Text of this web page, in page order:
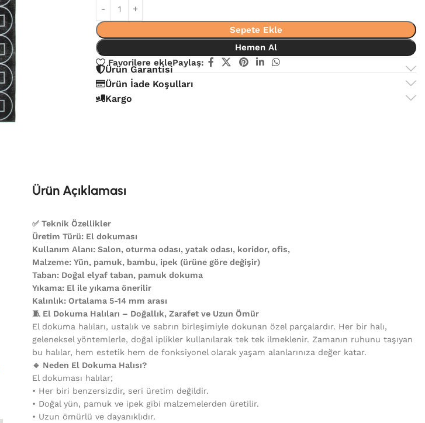
Sepete Ekle
Hemen Al
Favorilere eklePaylaş:
Ürün Garantisi
Ürün İade Koşulları
Kargo
Ürün Açıklaması
✅ Teknik Özellikler
Üretim Türü: El dokuması
Kullanım Alanı: Salon, oturma odası, yatak odası, koridor, ofis,
Malzeme: Yün, pamuk, bambu, ipek (ürüne göre değişir)
Taban: Doğal elyaf taban, pamuk dokuma
Yıkama: El ile yıkama önerilir
Kalınlık: Ortalama 5-14 mm arası
🧵 El Dokuma Halıları – Doğallık, Zarafet ve Uzun Ömür
El dokuma halıları, ustalık ve sabrın birleşimiyle dokunan özel parçalardır. Her bir halı,
geleneksel yöntemlerle, doğal iplikler kullanılarak tek tek ilmeklenir. Zamanın ruhunu taşıyan
bu halılar, hem estetik hem de fonksiyonel olarak yaşam alanlarınıza değer katar.
🔹 Neden El Dokuma Halısı?
El dokuması halılar;
•⁠ ⁠Her biri benzersizdir, seri üretim değildir.
•⁠ ⁠Doğal yün, pamuk ve ipek gibi malzemelerden üretilir.
•⁠ ⁠Uzun ömürlü ve dayanıklıdır.